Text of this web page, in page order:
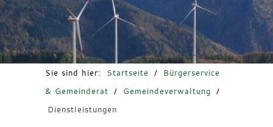
Freizeit & Tourismus
Sie sind hier: Startseite /
Bürgerservice
& Gemeinderat
/ Gemeindeverwaltung
/
Dienstleistungen